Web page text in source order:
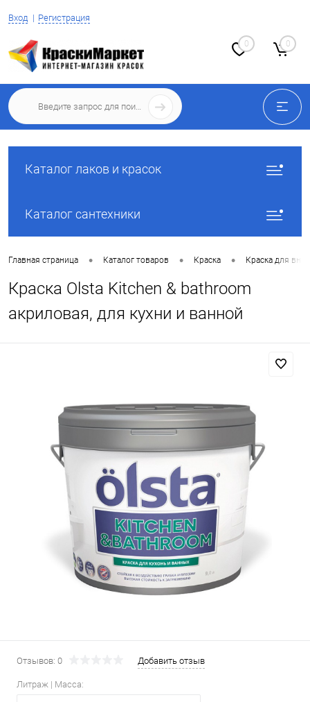
Вход Регистрация
0 0
Каталог лаков и красок
Каталог сантехники
Главная страница • Каталог товаров • Краска • Краска для
Краска Olsta Kitchen & bathroom
акриловая, для кухни и ванной
Отзывов: 0 Добавить отзыв
Литраж | Масса: